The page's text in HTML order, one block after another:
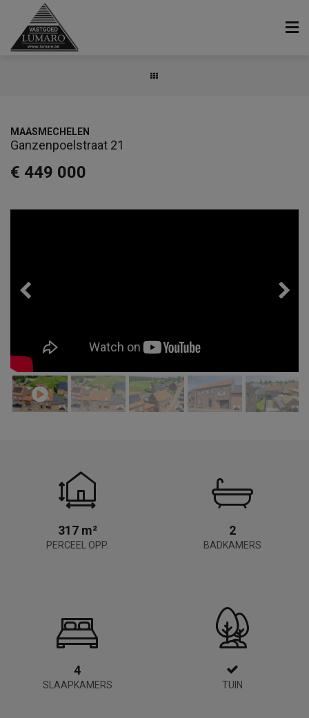
€ 449 000
MAASMECHELEN
Ganzenpoelstraat 21
317 m²
PERCEEL OPP.
2
BADKAMERS
4
SLAAPKAMERS TUIN